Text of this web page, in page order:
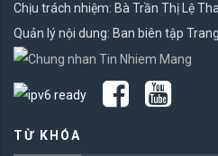
Chịu trách nhiệm: Bà Trần Thị Lệ
Quản lý nội dung: Ban biên tập
TỪ KHÓA